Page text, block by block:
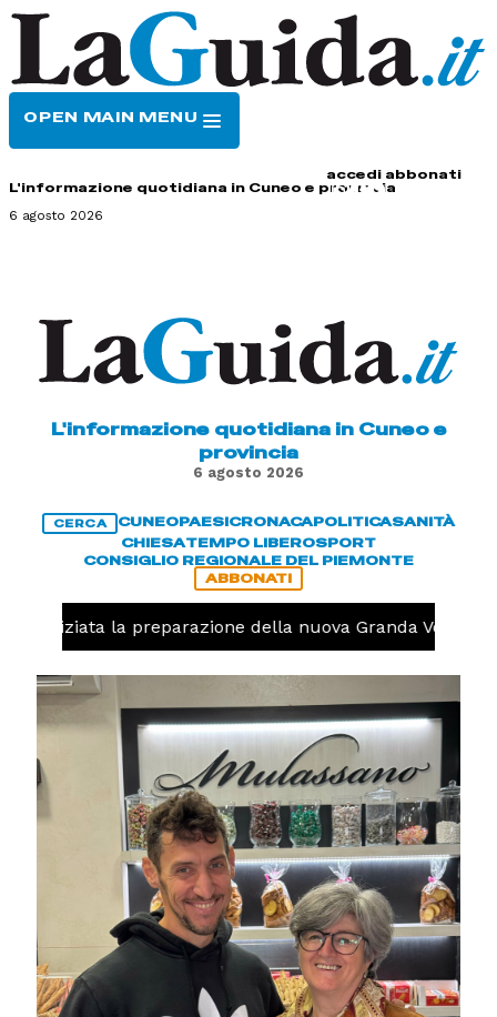
OPEN MAIN MENU
accedi abbonati
L'informazione quotidiana in Cuneo e provincia
6 agosto 2026
L'informazione quotidiana in Cuneo e
provincia
6 agosto 2026
CERCA CUNEOPAESICRONACAPOLITICASANITÀ
CHIESATEMPO LIBEROSPORT
CONSIGLIO REGIONALE DEL PIEMONTE
ABBONATI
iniziata la preparazione della nuova Granda Volley